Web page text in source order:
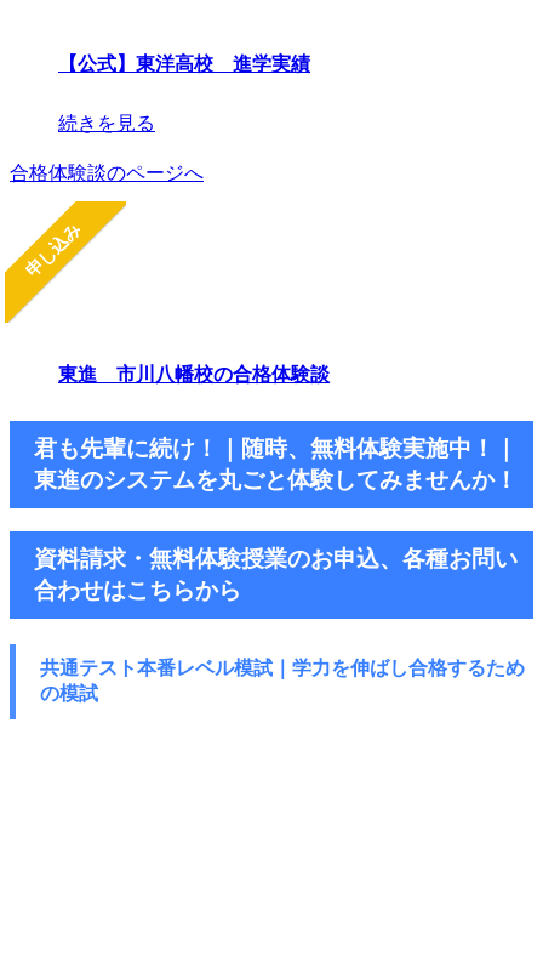
【公式】東洋高校 進学実績
続きを見る
合格体験談のページへ
申し込み
東進 市川八幡校の合格体験談
君も先輩に続け！｜随時、無料体験実施中！｜
東進のシステムを丸ごと体験してみませんか！
資料請求・無料体験授業のお申込、各種お問い
合わせはこちらから
共通テスト本番レベル模試｜学力を伸ばし合格するため
の模試